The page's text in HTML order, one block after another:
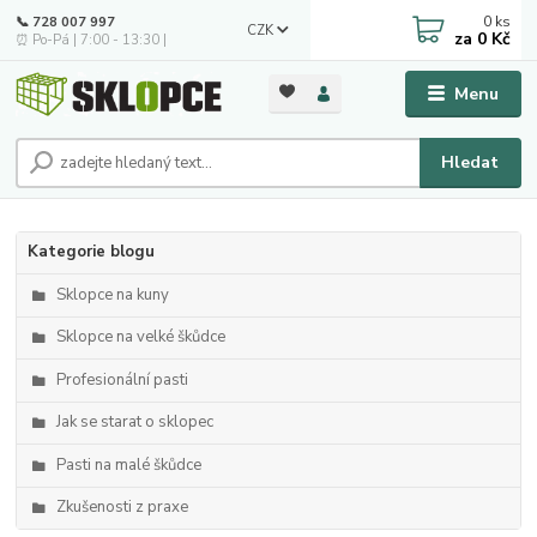
Menu
CZK
Hledat
📞 728 007 997
⏰ Po-Pá | 7:00 - 13:30 |
0 ks
za 0 Kč
Kategorie blogu
Sklopce na kuny
Sklopce na velké škůdce
Profesionální pasti
Jak se starat o sklopec
Pasti na malé škůdce
Zkušenosti z praxe